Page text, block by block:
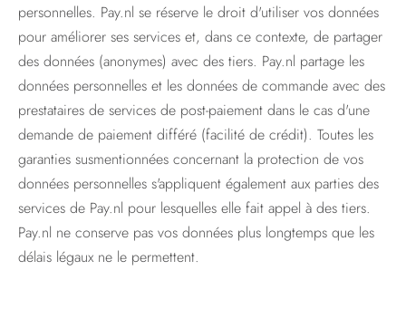
personnelles. Pay.nl se réserve le droit d'utiliser vos données
pour améliorer ses services et, dans ce contexte, de partager
des données (anonymes) avec des tiers. Pay.nl partage les
données personnelles et les données de commande avec des
prestataires de services de post-paiement dans le cas d'une
demande de paiement différé (facilité de crédit). Toutes les
garanties susmentionnées concernant la protection de vos
données personnelles s'appliquent également aux parties des
services de Pay.nl pour lesquelles elle fait appel à des tiers.
Pay.nl ne conserve pas vos données plus longtemps que les
délais légaux ne le permettent.